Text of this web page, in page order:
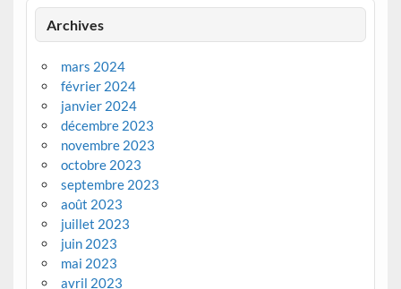
Archives
mars 2024
février 2024
janvier 2024
décembre 2023
novembre 2023
octobre 2023
septembre 2023
août 2023
juillet 2023
juin 2023
mai 2023
avril 2023